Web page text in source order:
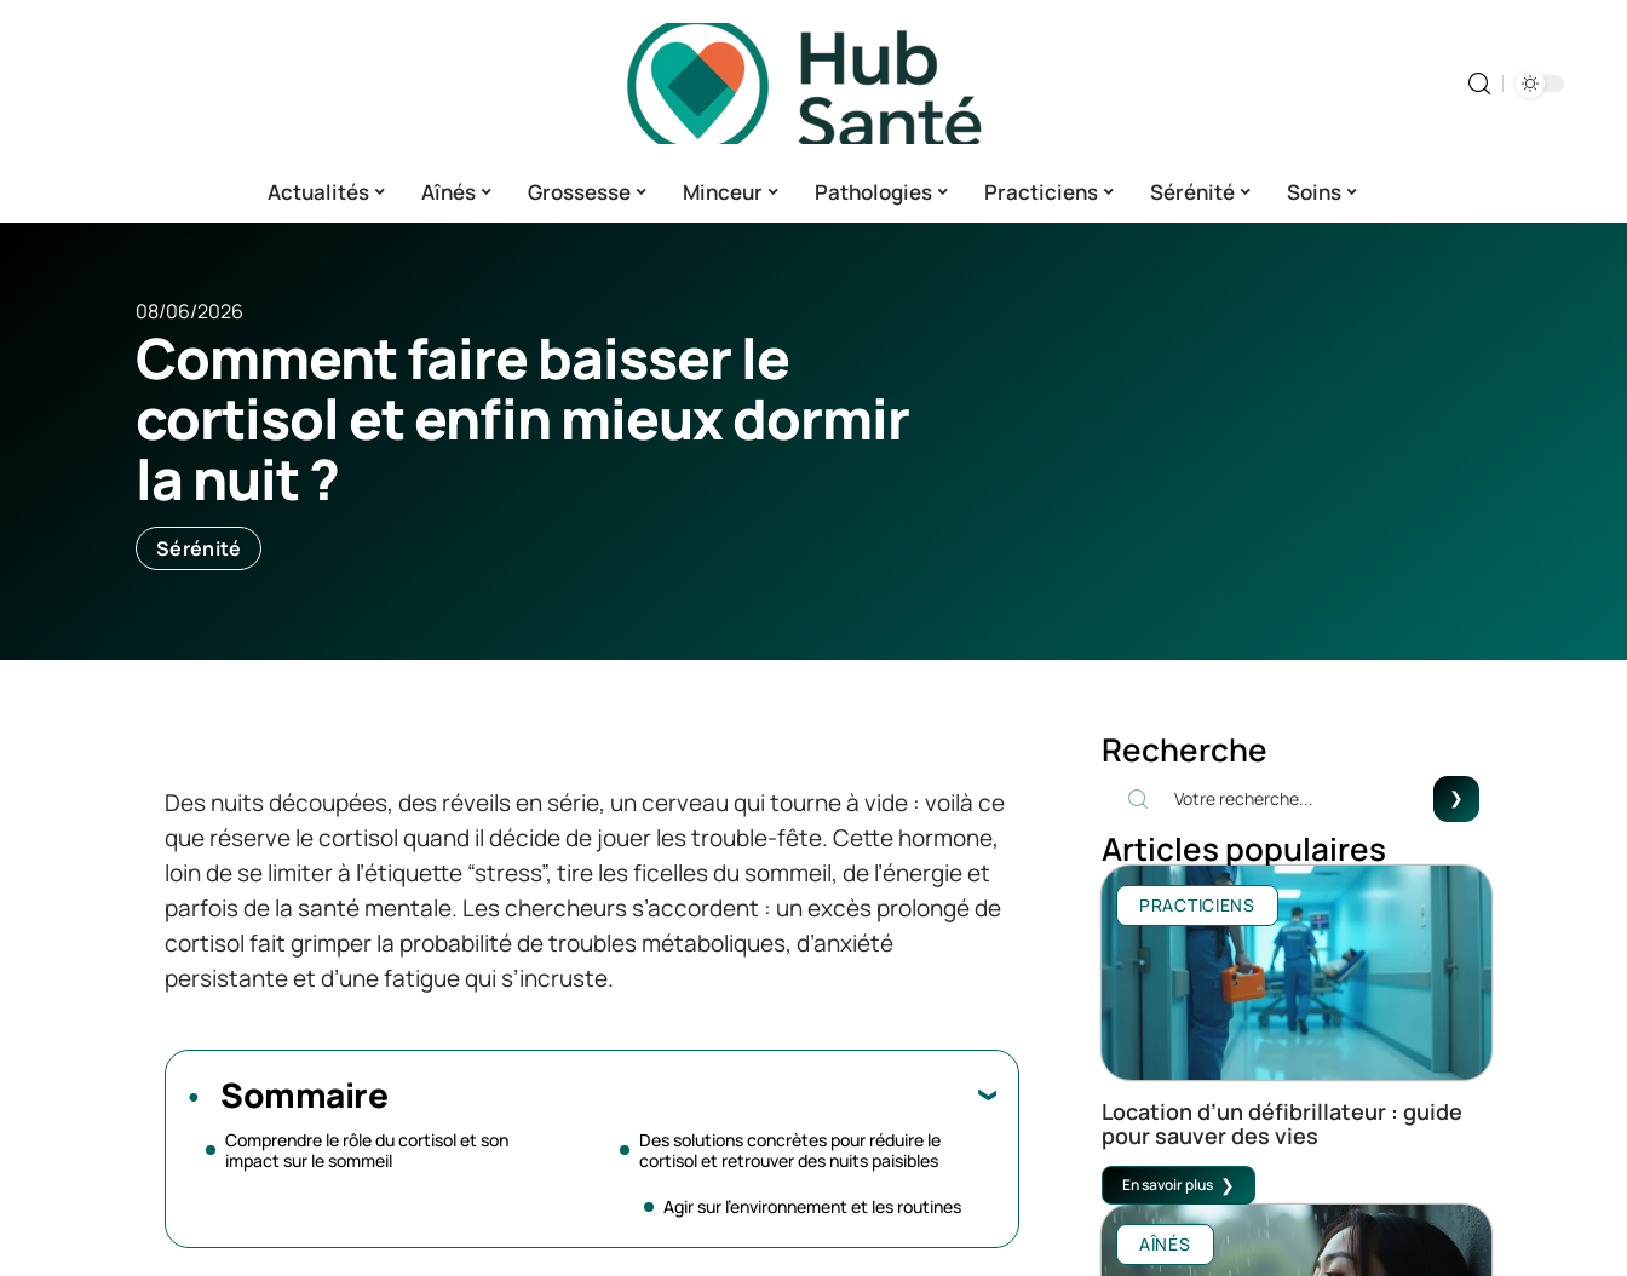
Actualités Aînés Grossesse Minceur Pathologies Practiciens Sérénité Soins
08/06/2026
Comment faire baisser le
cortisol et enfin mieux dormir
la nuit ?
Sérénité
Des nuits découpées, des réveils en série, un cerveau qui tourne à vide : voilà ce
que réserve le cortisol quand il décide de jouer les trouble-fête. Cette hormone,
loin de se limiter à l’étiquette “stress”, tire les ficelles du sommeil, de l’énergie et
parfois de la santé mentale. Les chercheurs s’accordent : un excès prolongé de
cortisol fait grimper la probabilité de troubles métaboliques, d’anxiété
persistante et d’une fatigue qui s’incruste.
Sommaire
Comprendre le rôle du cortisol et son
impact sur le sommeil
Des solutions concrètes pour réduire le
cortisol et retrouver des nuits paisibles
Agir sur l’environnement et les routines
Recherche
Articles populaires
PRACTICIENS
Location d’un défibrillateur : guide
pour sauver des vies
En savoir plus
AÎNÉS